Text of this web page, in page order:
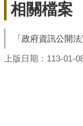
相關檔案
「政府資訊公開
上版日期：113-01-